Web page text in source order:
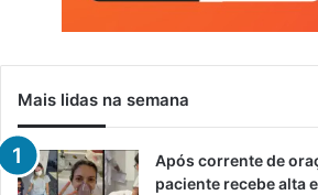
Mais lidas na semana
Após corrente de
paciente recebe alta